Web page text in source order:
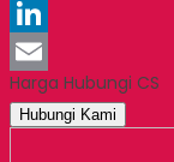
Pinterest
LinkedIn
Email
Harga Hubungi CS
Hubungi Kami